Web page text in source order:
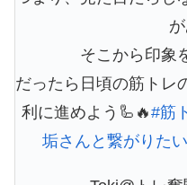
が
そこから印象
だったら日頃の筋トレ
利に進めよう🦾🔥#筋
垢さんと繋がりたい